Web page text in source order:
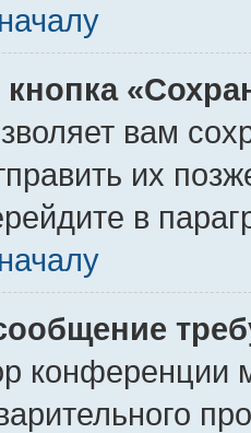
кнопка
вам
их
в
конференции